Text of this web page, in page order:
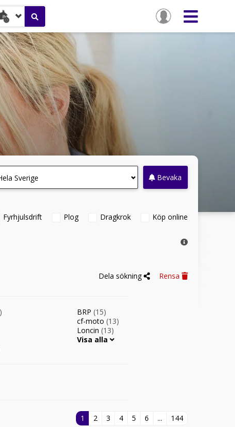
Sverige Bevaka
Fyrhjulsdrift Plog Dragkrok Köp online
Dela sökning Rensa
BRP (15)
cf-moto (13)
Loncin (13)
Visa alla
1 2 3 4 5 6 ... 144